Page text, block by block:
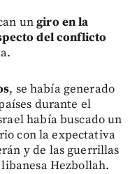
ungiro en la
del conflicto
, se había generado
durante el
había buscado un
con la expectativa
y de las guerrillas
Hezbollah.